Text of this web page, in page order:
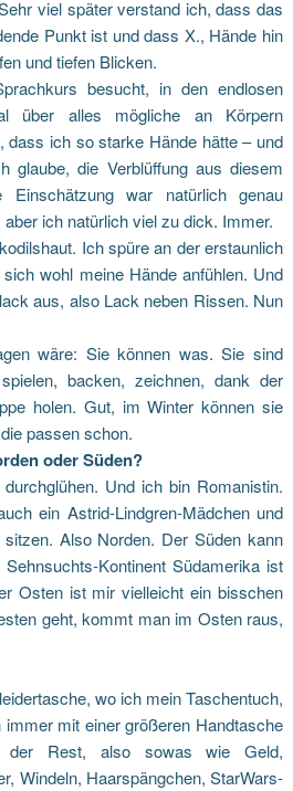
viel später verstand ich, dass das
Punkt ist und dass X., Hände hin
und tiefen Blicken.
besucht, in den endlosen
über alles mögliche an Körpern
ich so starke Hände hätte – und
die Verblüffung aus diesem
war natürlich genau
ich natürlich viel zu dick. Immer.
Ich spüre an der erstaunlich
wohl meine Hände anfühlen. Und
aus, also Lack neben Rissen. Nun
wäre: Sie können was. Sie sind
backen, zeichnen, dank der
holen. Gut, im Winter können sie
passen schon.
oder Süden?
Und ich bin Romanistin.
ein Astrid-Lindgren-Mädchen und
Also Norden. Der Süden kann
Kontinent Südamerika ist
Osten ist mir vielleicht ein bisschen
geht, kommt man im Osten raus,
wo ich mein Taschentuch,
mit einer größeren Handtasche
Rest, also sowas wie Geld,
Windeln, Haarspängchen, StarWars-